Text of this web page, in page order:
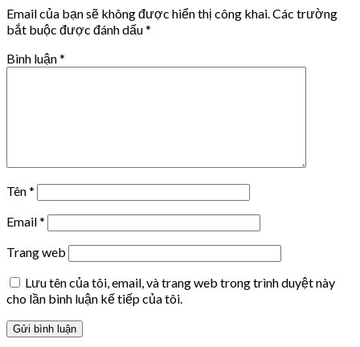
Email của bạn sẽ không được hiển thị công khai. Các trường
bắt buộc được đánh dấu*
Bình luận*
Tên*
Email*
Trang web
Lưu tên của tôi, email, và trang web trong trình duyệt này
cho lần bình luận kế tiếp của tôi.